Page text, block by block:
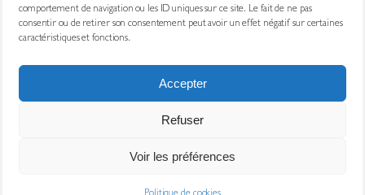
comportement de navigation ou les ID uniques sur ce site. Le fait de ne pas
consentir ou de retirer son consentement peut avoir un effet négatif sur certaines
caractéristiques et fonctions.
Accepter
Refuser
Voir les préférences
Politique de cookies
Suivez-nous
Copyright © 2026 | Charent’Haze – Le Chanvre à fleur, BIO et